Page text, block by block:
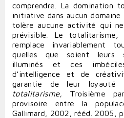
comprendre. La domination
initiative dans aucun domaine
tolère aucune activité qui
prévisible. Le
remplace invariablement
quelles que soient leurs
illuminés et ces
d’intelligence et de
garantie de leur
totalitarisme, Troisième
provisoire entre la
Gallimard, 2002, rééd. 2005,